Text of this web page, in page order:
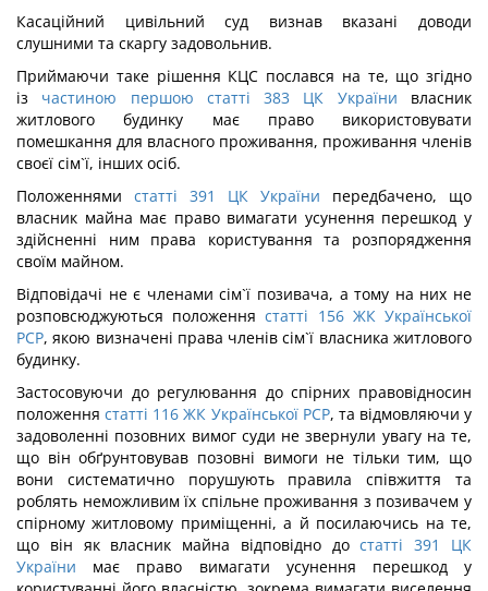
Касаційний цивільний суд визнав вказані доводи
слушними та скаргу задовольнив.
Приймаючи таке рішення КЦС послався на те, що згідно
із частиною першою статті 383 ЦК України власник
житлового будинку має право використовувати
помешкання для власного проживання, проживання членів
своєї сім`ї, інших осіб.
Положеннями статті 391 ЦК України передбачено, що
власник майна має право вимагати усунення перешкод у
здійсненні ним права користування та розпорядження
своїм майном.
Відповідачі не є членами сім`ї позивача, а тому на них не
розповсюджуються положеннястатті 156 ЖК Української
РСР, якою визначені права членів сім`ї власника житлового
будинку.
Застосовуючи до регулювання до спірних правовідносин
положеннястатті 116 ЖК Української РСР, та відмовляючи у
задоволенні позовних вимог суди не звернули увагу на те,
що він обґрунтовував позовні вимоги не тільки тим, що
вони систематично порушують правила співжиття та
роблять неможливим їх спільне проживання з позивачем у
спірному житловому приміщенні, а й посилаючись на те,
що він як власник майна відповідно достатті 391 ЦК
України має право вимагати усунення перешкод у